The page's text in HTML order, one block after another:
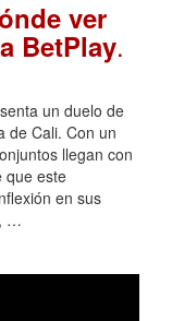
ver
BetPlay.
un duelo de
de Cali. Con un
llegan con
que este
en sus
…